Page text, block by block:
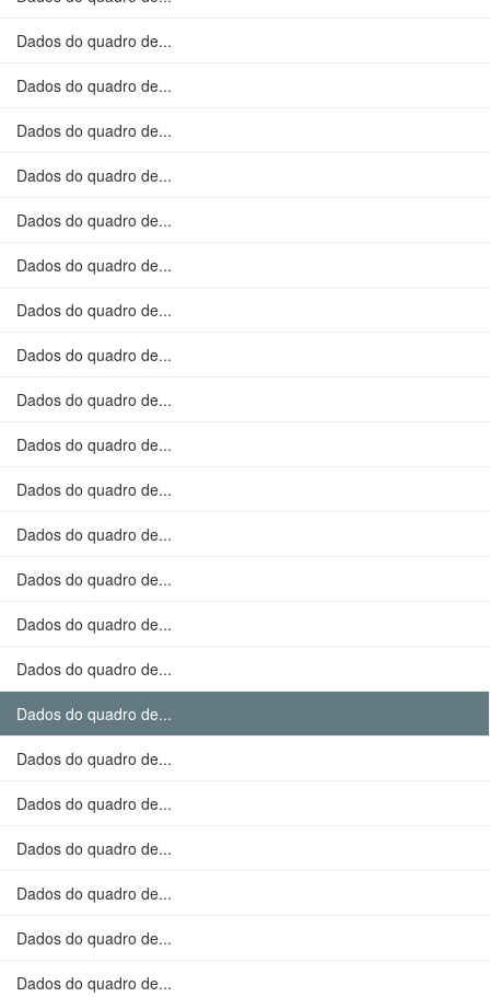
Dados do quadro de...
Dados do quadro de...
Dados do quadro de...
Dados do quadro de...
Dados do quadro de...
Dados do quadro de...
Dados do quadro de...
Dados do quadro de...
Dados do quadro de...
Dados do quadro de...
Dados do quadro de...
Dados do quadro de...
Dados do quadro de...
Dados do quadro de...
Dados do quadro de...
Dados do quadro de...
Dados do quadro de...
Dados do quadro de...
Dados do quadro de...
Dados do quadro de...
Dados do quadro de...
Dados do quadro de...